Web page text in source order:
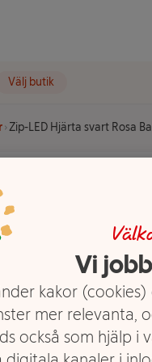
Välj butik
Zip-LED Hjärta svart Rosa
Rosa
Vi
kakor
mer relevanta,
också som hjälp i